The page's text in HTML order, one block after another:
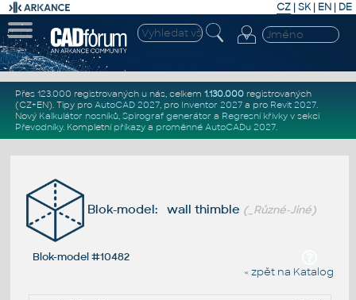
CZ | SK| EN | DE
Přes 123.000 registrovaných u nás, celkem 1.130.000registrovaných
(CZ+EN). Tipy pro AutoCAD 2027, pro Inventor 2027a pro Revit 2027.
Nový Kalkulátor nosníků, Spirograf generátor a Regresní křivkyv sekci
Převodníky. Kompletní příkazya proměnné AutoCADu 2027.
Blok-model: wall thimble (_Různé-Jiné)
Blok-model #10482
« zpět na Katalog